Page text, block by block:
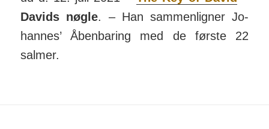
Davids nøgle. – Han sam­men­ligner Jo­
hannes’ Åben­baring med de første 22
salmer.